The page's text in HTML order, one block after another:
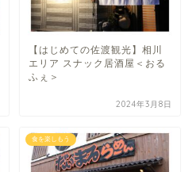
【はじめての佐渡観光】相川
エリア スナック居酒屋＜おる
ふぇ＞
2024年3月8日
食を楽しもう